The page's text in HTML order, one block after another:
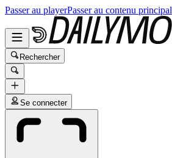
Passer au playerPasser au contenu principal
Rechercher
Se connecter